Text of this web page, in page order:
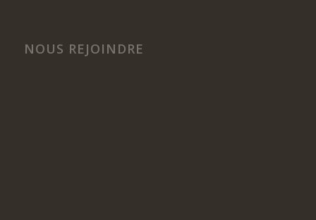
NOUS REJOINDRE